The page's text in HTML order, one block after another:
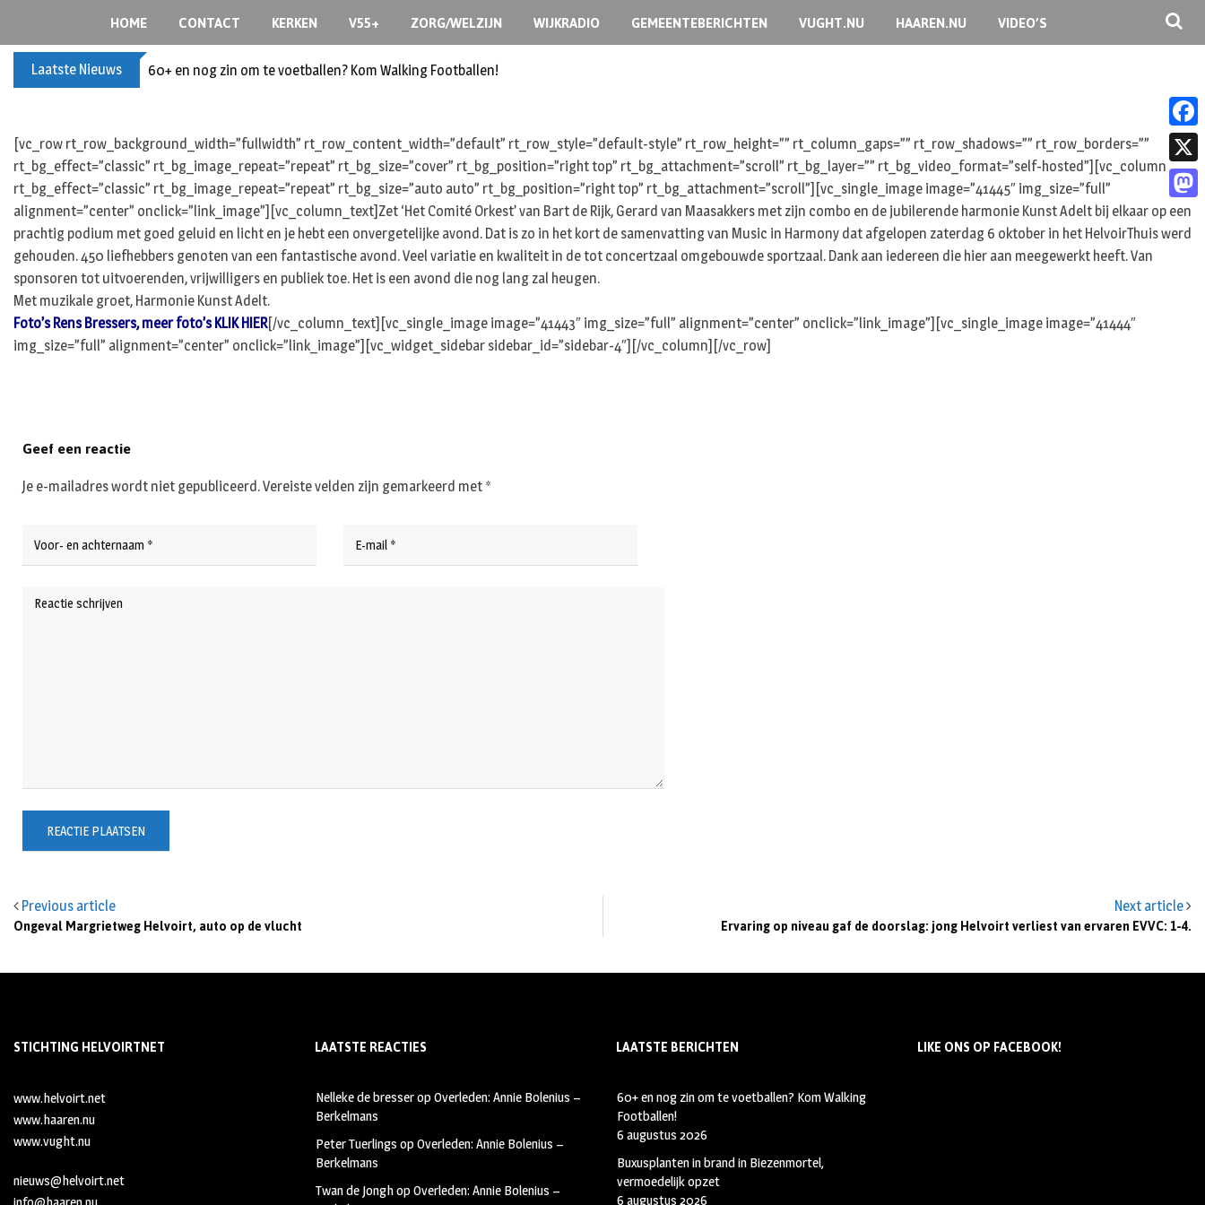
HOME CONTACT KERKEN V55+ ZORG/WELZIJN WIJKRADIO GEMEENTEBERICHTEN VUGHT.NU HAAREN.NU VIDEO’S
Laatste Nieuws 60+ en nog zin om te voetballen? Kom Walking Footballen!
[vc_row rt_row_background_width=”fullwidth” rt_row_content_width=”default” rt_row_style=”default-style” rt_row_height=”” rt_column_gaps=”” rt_row_shadows=”” rt_row_borders=””
rt_bg_effect=”classic” rt_bg_image_repeat=”repeat” rt_bg_size=”cover” rt_bg_position=”right top” rt_bg_attachment=”scroll” rt_bg_layer=”” rt_bg_video_format=”self-hosted”][vc_column
rt_bg_effect=”classic” rt_bg_image_repeat=”repeat” rt_bg_size=”auto auto” rt_bg_position=”right top” rt_bg_attachment=”scroll”][vc_single_image image=”41445″ img_size=”full”
alignment=”center” onclick=”link_image”][vc_column_text]Zet ‘Het Comité Orkest’ van Bart de Rijk, Gerard van Maasakkers met zijn combo en de jubilerende harmonie Kunst Adelt bij elkaar op een
prachtig podium met goed geluid en licht en je hebt een onvergetelijke avond. Dat is zo in het kort de samenvatting van Music in Harmony dat afgelopen zaterdag 6 oktober in het HelvoirThuis werd
gehouden. 450 liefhebbers genoten van een fantastische avond. Veel variatie en kwaliteit in de tot concertzaal omgebouwde sportzaal. Dank aan iedereen die hier aan meegewerkt heeft. Van
sponsoren tot uitvoerenden, vrijwilligers en publiek toe. Het is een avond die nog lang zal heugen.
Met muzikale groet, Harmonie Kunst Adelt.
Foto’s Rens Bressers, meer foto’s KLIK HIER[/vc_column_text][vc_single_image image=”41443″ img_size=”full” alignment=”center” onclick=”link_image”][vc_single_image image=”41444″
img_size=”full” alignment=”center” onclick=”link_image”][vc_widget_sidebar sidebar_id=”sidebar-4″][/vc_column][/vc_row]
Previous article
Ongeval Margrietweg Helvoirt, auto op de vlucht
Next article
Ervaring op niveau gaf de doorslag: jong Helvoirt verliest van ervaren EVVC: 1-4.
Geef een reactie
Je e-mailadres wordt niet gepubliceerd.Vereiste velden zijn gemarkeerd met *
STICHTING HELVOIRTNET
www.helvoirt.net
www.haaren.nu
www.vught.nu
nieuws@helvoirt.net
LAATSTE REACTIES
Nelleke de bresseropOverleden: Annie Bolenius –
Berkelmans
Peter Tuerlings opOverleden: Annie Bolenius –
Berkelmans
Twan de JonghopOverleden: Annie Bolenius –
LAATSTE BERICHTEN
60+ en nog zin om te voetballen? Kom Walking
Footballen!
6 augustus 2026
Buxusplanten in brand in Biezenmortel,
vermoedelijk opzet
6 augustus 2026
LIKE ONS OP FACEBOOK!
F
a
c
X
M
a